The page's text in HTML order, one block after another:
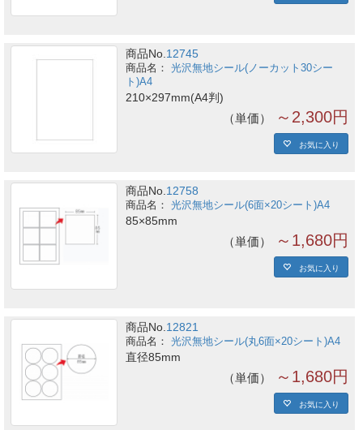
商品No.12745
光沢無地シール(ノーカット30シー
ト)A4
210×297mm(A4判)
単価 ～2,300円
お気に入り
商品No. 12758
光沢無地シール(6面×20シート)A4
85×85mm
単価 ～1,680円
お気に入り
商品No. 12821
光沢無地シール(丸6面×20シート)A4
直径85mm
単価 ～1,680円
お気に入り